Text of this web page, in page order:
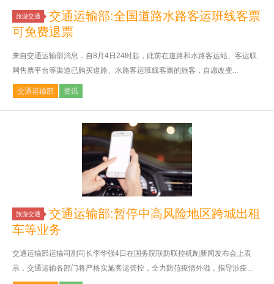
旅游交通
交通运输部:全国道路水路客运班线客票
可免费退票
来自交通运输部消息，自8月4日24时起，此前在道路和水路客运站、客运联
网售票平台等渠道已购买道路、水路客运班线客票的旅客，自愿改变...
交通运输部 资讯
旅游交通
交通运输部:暂停中高风险地区跨城出租
车等业务
交通运输部运输司副司长李华强4日在国务院联防联控机制新闻发布会上表
示，交通运输各部门将严格实施客运管控，全力防范疫情外溢，指导涉疫...